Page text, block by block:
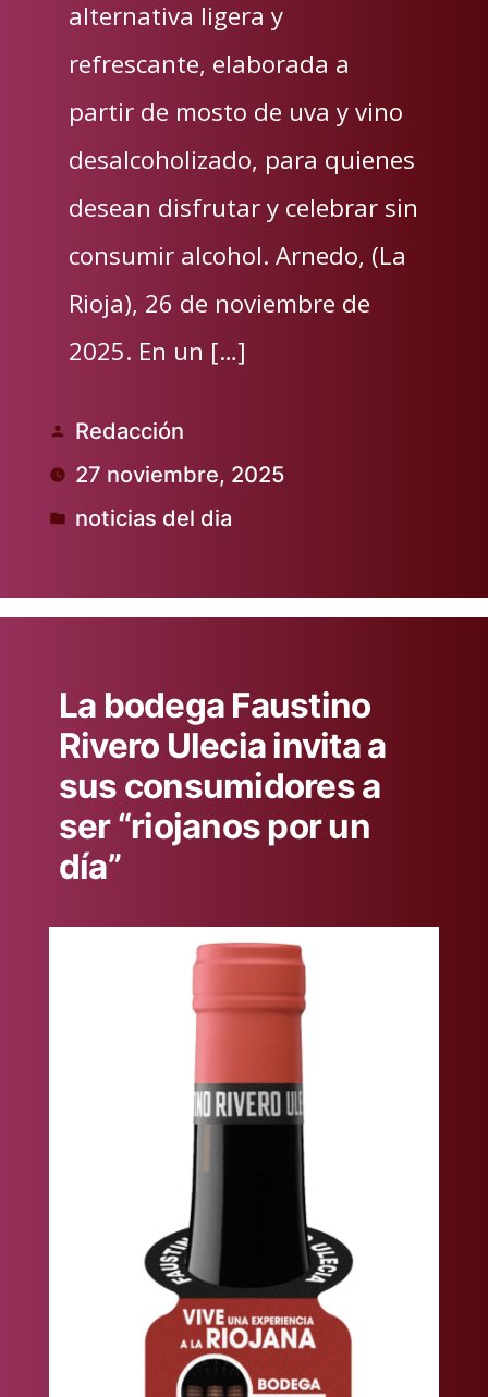
alternativa ligera y
refrescante, elaborada a
partir de mosto de uva y vino
desalcoholizado, para quienes
desean disfrutar y celebrar sin
consumir alcohol. Arnedo, (La
Rioja), 26 de noviembre de
2025. En un […]
Publicado
por
Redacción
27 noviembre, 2025
Publicado
noticias del dia
La bodega Faustino
Rivero Ulecia invita a
sus consumidores a
ser “riojanos por un
día”